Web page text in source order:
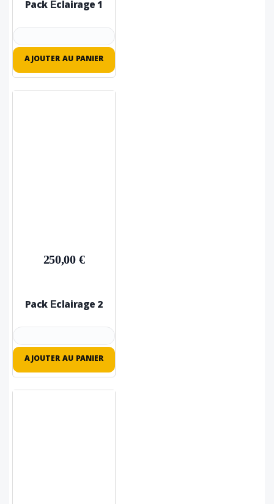
Pack Éclairage 1
AJOUTER AU PANIER
250,00 €
Pack Éclairage 2
AJOUTER AU PANIER